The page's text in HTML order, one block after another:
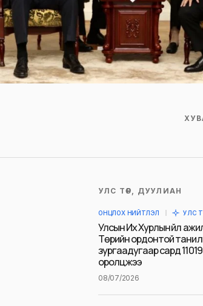
УЛС ТӨР, ДУУЛИАН
ОНЦЛОХ НИЙТЛЭЛ УЛС
Улсын Их Хурлын үйл
Төрийн ордонтой
зургаадугаар сард
оролцжээ
08/07/2026